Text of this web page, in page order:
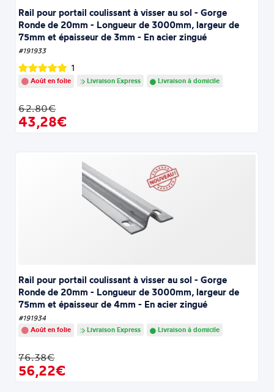
Rail pour portail coulissant à visser au sol - Gorge
Ronde de 20mm - Longueur de 3000mm, largeur de
75mm et épaisseur de 3mm - En acier zingué
#191933
1
Août en folie Livraison Express Livraison à domicile
62.80€
43,28€
Rail pour portail coulissant à visser au sol - Gorge
Ronde de 20mm - Longueur de 3000mm, largeur de
75mm et épaisseur de 4mm - En acier zingué
#191934
Août en folie
Livraison Express Livraison à domicile
76.38€
56,22€